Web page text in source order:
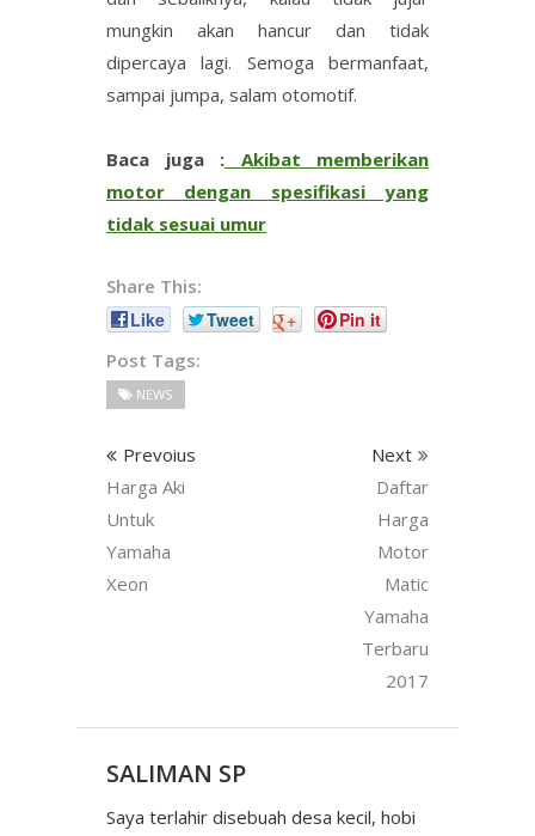
mungkin akan hancur dan tidak
dipercaya lagi. Semoga bermanfaat,
sampai jumpa, salam otomotif.
Baca juga : Akibat memberikan
motor dengan spesifikasi yang
tidak sesuai umur
Share This:
Like
Tweet +
Pin it
Post Tags:
NEWS
Prevoius
Harga Aki
Untuk
Yamaha
Xeon
Next
Daftar
Harga
Motor
Matic
Yamaha
Terbaru
2017
SALIMAN SP
Saya terlahir disebuah desa kecil, hobi